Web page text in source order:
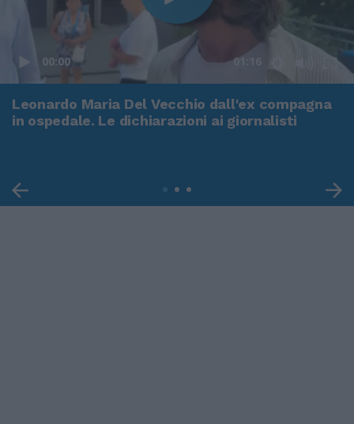
00:00 01:16
Leonardo Maria Del Vecchio dall'ex compagna
in ospedale. Le dichiarazioni ai giornalisti